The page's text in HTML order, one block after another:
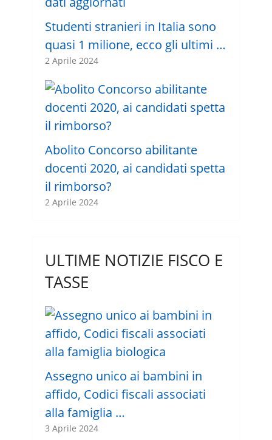
Studenti stranieri in Italia sono
quasi 1 milione, ecco gli ultimi …
2 Aprile 2024
Abolito Concorso abilitante
docenti 2020, ai candidati spetta
il rimborso?
2 Aprile 2024
ULTIME NOTIZIE FISCO E
TASSE
Assegno unico ai bambini in
affido, Codici fiscali associati
alla famiglia …
3 Aprile 2024